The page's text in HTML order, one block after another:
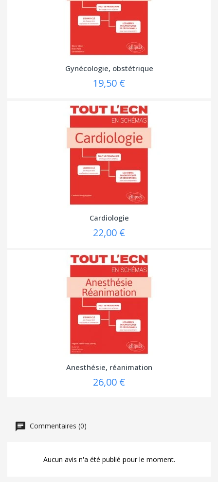
Gynécologie, obstétrique
19,50 €
Cardiologie
22,00 €
Anesthésie, réanimation
26,00 €
Commentaires (0)
Aucun avis n'a été publié pour le moment.